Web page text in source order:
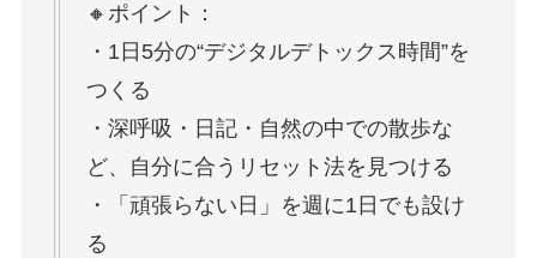
🔸ポイント：
・1日5分の“デジタルデトックス時間”を
つくる
・深呼吸・日記・自然の中での散歩な
ど、自分に合うリセット法を見つける
・「頑張らない日」を週に1日でも設け
る